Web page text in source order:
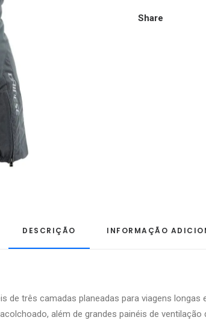
IRON-
Share
DESCRIÇÃO INFORMAÇÃO
​​de três camadas planeadas para viagens
além de grandes painéis de